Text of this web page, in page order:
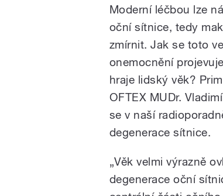
Moderní léčbou lze
oční sítnice, tedy
zmírnit. Jak se toto
onemocnění
hraje lidský věk?
OFTEX MUDr.
se v naší
degenerace sítnice.
„Věk velmi výrazně
degenerace oční